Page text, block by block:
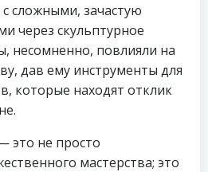
сложными, зачастую
через скульптурное
несомненно, повлияли на
дав ему инструменты для
которые находят отклик
это не просто
мастерства; это